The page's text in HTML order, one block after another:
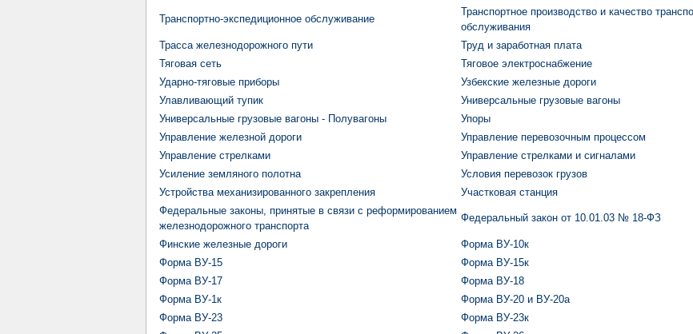
Транспортно-экспедиционное обслуживание
Транспортное производство и качество
обслуживания
Трасса железнодорожного пути Труд и заработная плата
Тяговая сеть
Тяговое электроснабжение
Ударно-тяговые приборы
Узбекские железные дороги
Улавливающий тупик
Универсальные грузовые вагоны
Универсальные грузовые вагоны - Полувагоны
Упоры
Управление железной дороги
Управление перевозочным процессом
Управление стрелками
Управление стрелками и сигналами
Усиление земляного полотна
Условия перевозок грузов
Устройства механизированного закрепления
Участковая станция
Федеральные законы, принятые в связи с реформированием
железнодорожного транспорта
Федеральный закон от 10.01.03 № 18-ФЗ
Финские железные дороги Форма ВУ-10к
Форма ВУ-15
Форма ВУ-15к
Форма ВУ-17
Форма ВУ-18
Форма ВУ-1к
Форма ВУ-20 и ВУ-20а
Форма ВУ-23
Форма ВУ-23к